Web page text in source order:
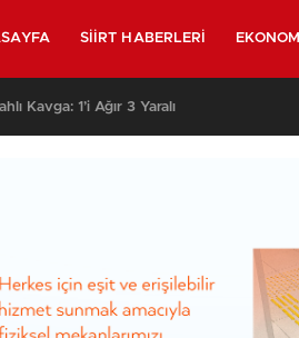
SIIRT HABERLERI EKONOMI
Saldırmak İsteyen Grubu Polis Durdurdu